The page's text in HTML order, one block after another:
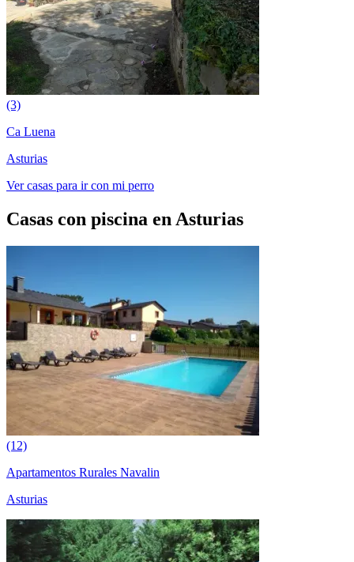
(3)
Ca Luena
Asturias
Ver casas para ir con mi perro
Casas con piscina en Asturias
(12)
Apartamentos Rurales Navalin
Asturias